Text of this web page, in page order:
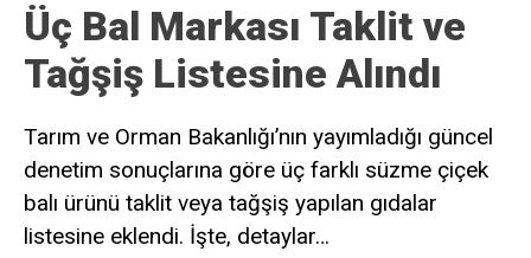
Üç Bal Markası Taklit ve
Tağşiş Listesine Alındı
Tarım ve Orman Bakanlığı’nın yayımladığı güncel
denetim sonuçlarına göre üç farklı süzme çiçek
balı ürünü taklit veya tağşiş yapılan gıdalar
listesine eklendi. İşte, detaylar…